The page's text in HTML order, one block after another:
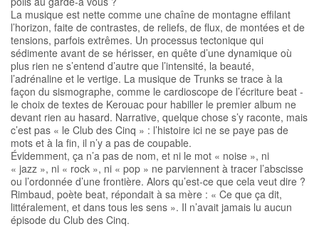
La musique est nette comme une chaîne de montagne effilant
l’horizon, faite de contrastes, de reliefs, de flux, de montées et de
tensions, parfois extrêmes. Un processus tectonique qui
sédimente avant de se hérisser, en quête d’une dynamique où
plus rien ne s’entend d’autre que l’intensité, la beauté,
l’adrénaline et le vertige. La musique de Trunks se trace à la
façon du sismographe, comme le cardioscope de l’écriture beat -
le choix de textes de Kerouac pour habiller le premier album ne
devant rien au hasard. Narrative, quelque chose s’y raconte, mais
c’est pas « le Club des Cinq » : l’histoire ici ne se paye pas de
mots et à la fin, il n’y a pas de coupable.
Évidemment, ça n’a pas de nom, et ni le mot « noise », ni
« jazz », ni « rock », ni « pop » ne parviennent à tracer l’abscisse
ou l’ordonnée d’une frontière. Alors qu’est-ce que cela veut dire ?
Rimbaud, poète beat, répondait à sa mère : « Ce que ça dit,
littéralement, et dans tous les sens ». Il n’avait jamais lu aucun
épisode du Club des Cinq.